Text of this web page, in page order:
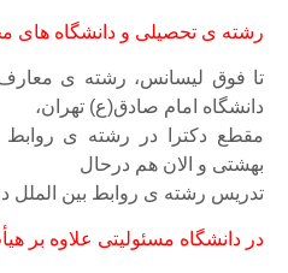
رشته ی تحصیلی و دانشگاه های
تا فوق لیسانس، رشته ی
دانشگاه امام صادق(ع) تهران،
مقطع دکترا در رشته ی روابط
بهشتی و الان هم درحال
تدریس رشته ی روابط بین الملل
در دانشگاه مسئولیتی علاوه بر